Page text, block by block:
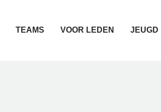
TEAMS VOOR LEDEN JEUGD